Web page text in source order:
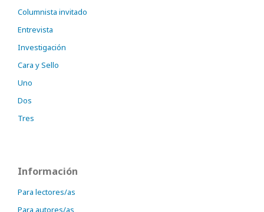
Columnista invitado
Entrevista
Investigación
Cara y Sello
Uno
Dos
Tres
Información
Para lectores/as
Para autores/as